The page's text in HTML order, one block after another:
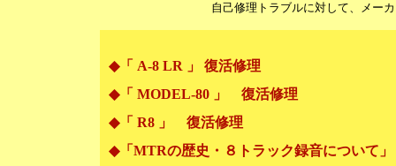
自己修理トラブルに対して、メー
◆「 A-8 LR 」 復活修理
◆「 MODEL-80 」 復活修理
◆「 R8 」 復活修理
◆「MTRの歴史・８トラック録音について」